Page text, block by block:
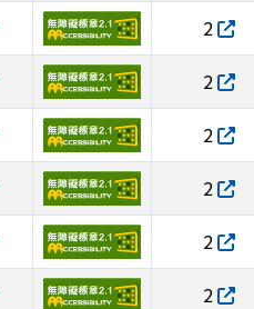
2
2
2
2
2
2